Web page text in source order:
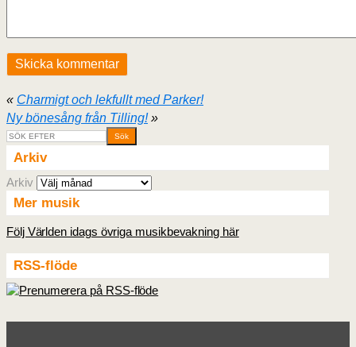
« Charmigt och lekfullt med Parker!
Ny bönesång från Tilling!»
Arkiv
Arkiv
Mer musik
Följ Världen idags övriga musikbevakning här
RSS-flöde